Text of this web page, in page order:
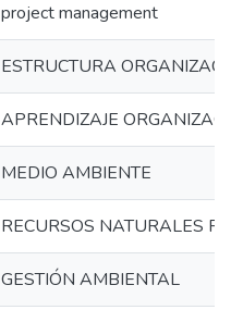
project management
ESTRUCTURA
APRENDIZAJE
MEDIO AMBIENTE
RECURSOS NATURALES
GESTIÓN AMBIENTAL